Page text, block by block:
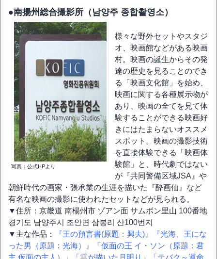
●南揚州総合撮影所（남양주 종합촬영소）
写真：公式HPより
様々な野外セットやスタジ
オ、映画館などがある映画
村。映画の誕生からその発
達の歴史を見ることのでき
る「映画文化館」を始め、
映画に関する各種展示物が
あり、映画の全てを見て体
験することができる映画好
きにはたまらないオススメ
スポット。映画の撮影技術
を直接体験できる「映画体
験館」と、時代劇ではない
が『共同警備区域JSA』や
朝鮮時代の画家・張承業の生涯を描いた『酔画仙』など
有名な映画の撮影に使われたセットなどが見られる。
▼住所：京畿道 南楊州市 ゾアン面 サムボン里山 100番地
경기도 남양주시 조안면 삼봉리 산100번지
▼主な作品：
『王の預言書(原題：興夫)』
『光海、王にな
った男（原題：光海）』
「仮面の王 イ・ソン（原題：君
主 仮面の主人）」
「雲が描いた月明り」 「テバク～運命